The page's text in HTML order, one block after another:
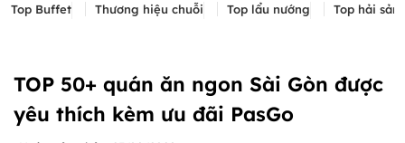
Top Buffet Thương hiệu chuỗi Top lẩu nướng Top hải sản
TOP 50+ quán ăn ngon Sài Gòn được
yêu thích kèm ưu đãi PasGo